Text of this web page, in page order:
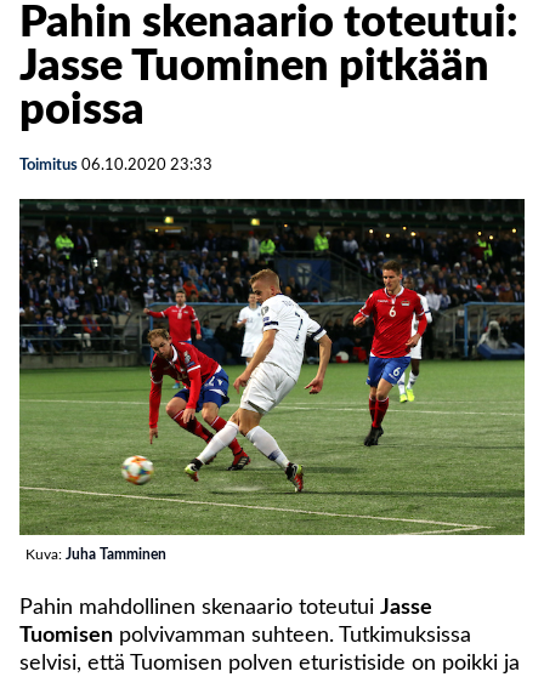
Pahin skenaario toteutui:
Jasse Tuominen pitkään
poissa
Toimitus 06.10.2020 23:33
Kuva: Juha Tamminen
Pahin mahdollinen skenaario toteutui Jasse
Tuomisen polvivamman suhteen. Tutkimuksissa
selvisi, että Tuomisen polven eturistiside on poikki ja